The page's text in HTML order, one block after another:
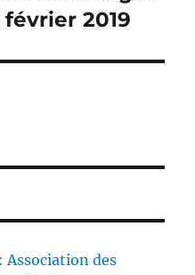
2019
Association des